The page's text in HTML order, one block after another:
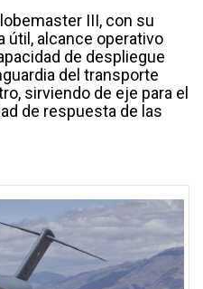
III, con su
útil, alcance operativo
de despliegue
del transporte
sirviendo de eje para el
de respuesta de las